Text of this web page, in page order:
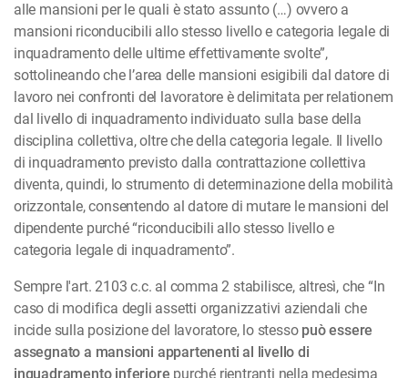
alle mansioni per le quali è stato assunto (…) ovvero a
mansioni riconducibili allo stesso livello e categoria legale di
inquadramento delle ultime effettivamente svolte”,
sottolineando che l’area delle mansioni esigibili dal datore di
lavoro nei confronti del lavoratore è delimitata per relationem
dal livello di inquadramento individuato sulla base della
disciplina collettiva, oltre che della categoria legale. Il livello
di inquadramento previsto dalla contrattazione collettiva
diventa, quindi, lo strumento di determinazione della mobilità
orizzontale, consentendo al datore di mutare le mansioni del
dipendente purché “riconducibili allo stesso livello e
categoria legale di inquadramento”.
Sempre l'art. 2103 c.c. al comma 2 stabilisce, altresì, che “In
caso di modifica degli assetti organizzativi aziendali che
incide sulla posizione del lavoratore, lo stesso può essere
assegnato a mansioni appartenenti al livello di
inquadramento inferiore purché rientranti nella medesima